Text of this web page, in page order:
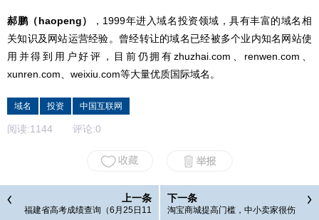
郝鹏（haopeng）
，1999年进入域名投资领域，具有丰富的域名相
关知识及网站运营经验。曾经转让的域名已经被多个业内知名网站使
用并得到用户好评，目前仍拥有zhuzhai.com、renwen.com、
xunren.com、weixiu.com等大量优质国际域名。
域名 投资 中国互联网
阅读:1144 评论:0
上一条
福建省高考成绩查询（6月25日11
下一条
淘宝商城提高门槛，中小卖家很伤